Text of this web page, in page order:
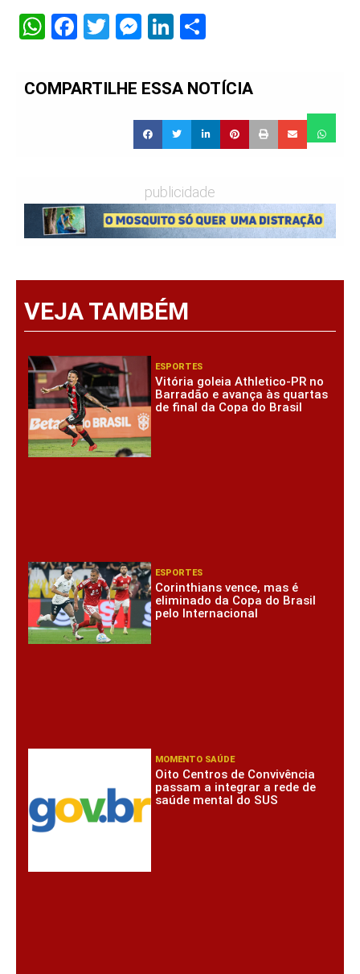
WhatsApp
Facebook
Twitter
Messenger
LinkedIn
COMPARTILHE ESSA NOTÍCIA
publicidade
VEJA TAMBÉM
ESPORTES
Vitória goleia Athletico-PR no
Barradão e avança às quartas
de final da Copa do Brasil
ESPORTES
Corinthians vence, mas é
eliminado da Copa do Brasil
pelo Internacional
MOMENTO SAÚDE
Oito Centros de Convivência
passam a integrar a rede de
saúde mental do SUS